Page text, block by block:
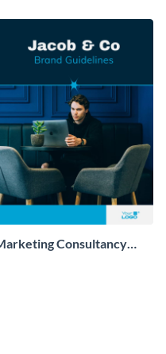
Consultancy